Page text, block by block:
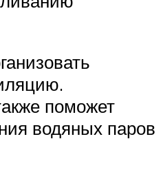
поможет
водяных паров